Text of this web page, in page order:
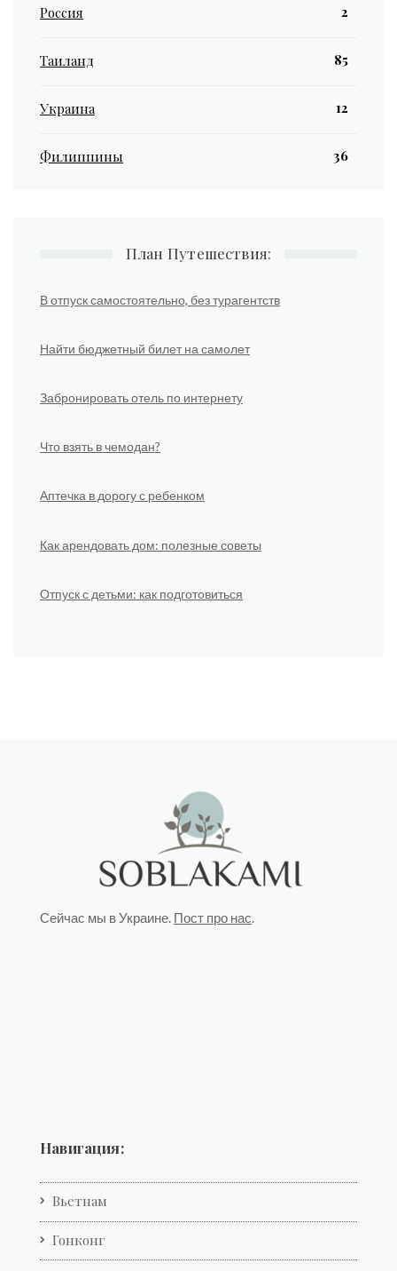
Россия 2
Таиланд 85
Украина 12
Филиппины 36
План Путешествия:
В отпуск самостоятельно, без турагентств
Найти бюджетный билет на самолет
Забронировать отель по интернету
Что взять в чемодан?
Аптечка в дорогу с ребенком
Как арендовать дом: полезные советы
Отпуск с детьми: как подготовиться
Сейчас мы в Украине. Пост про нас.
Навигация:
Вьетнам
Гонконг